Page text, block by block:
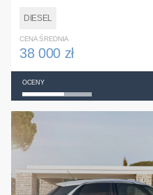
DIESEL
CENA ŚREDNIA
38 000 zł
OCENY